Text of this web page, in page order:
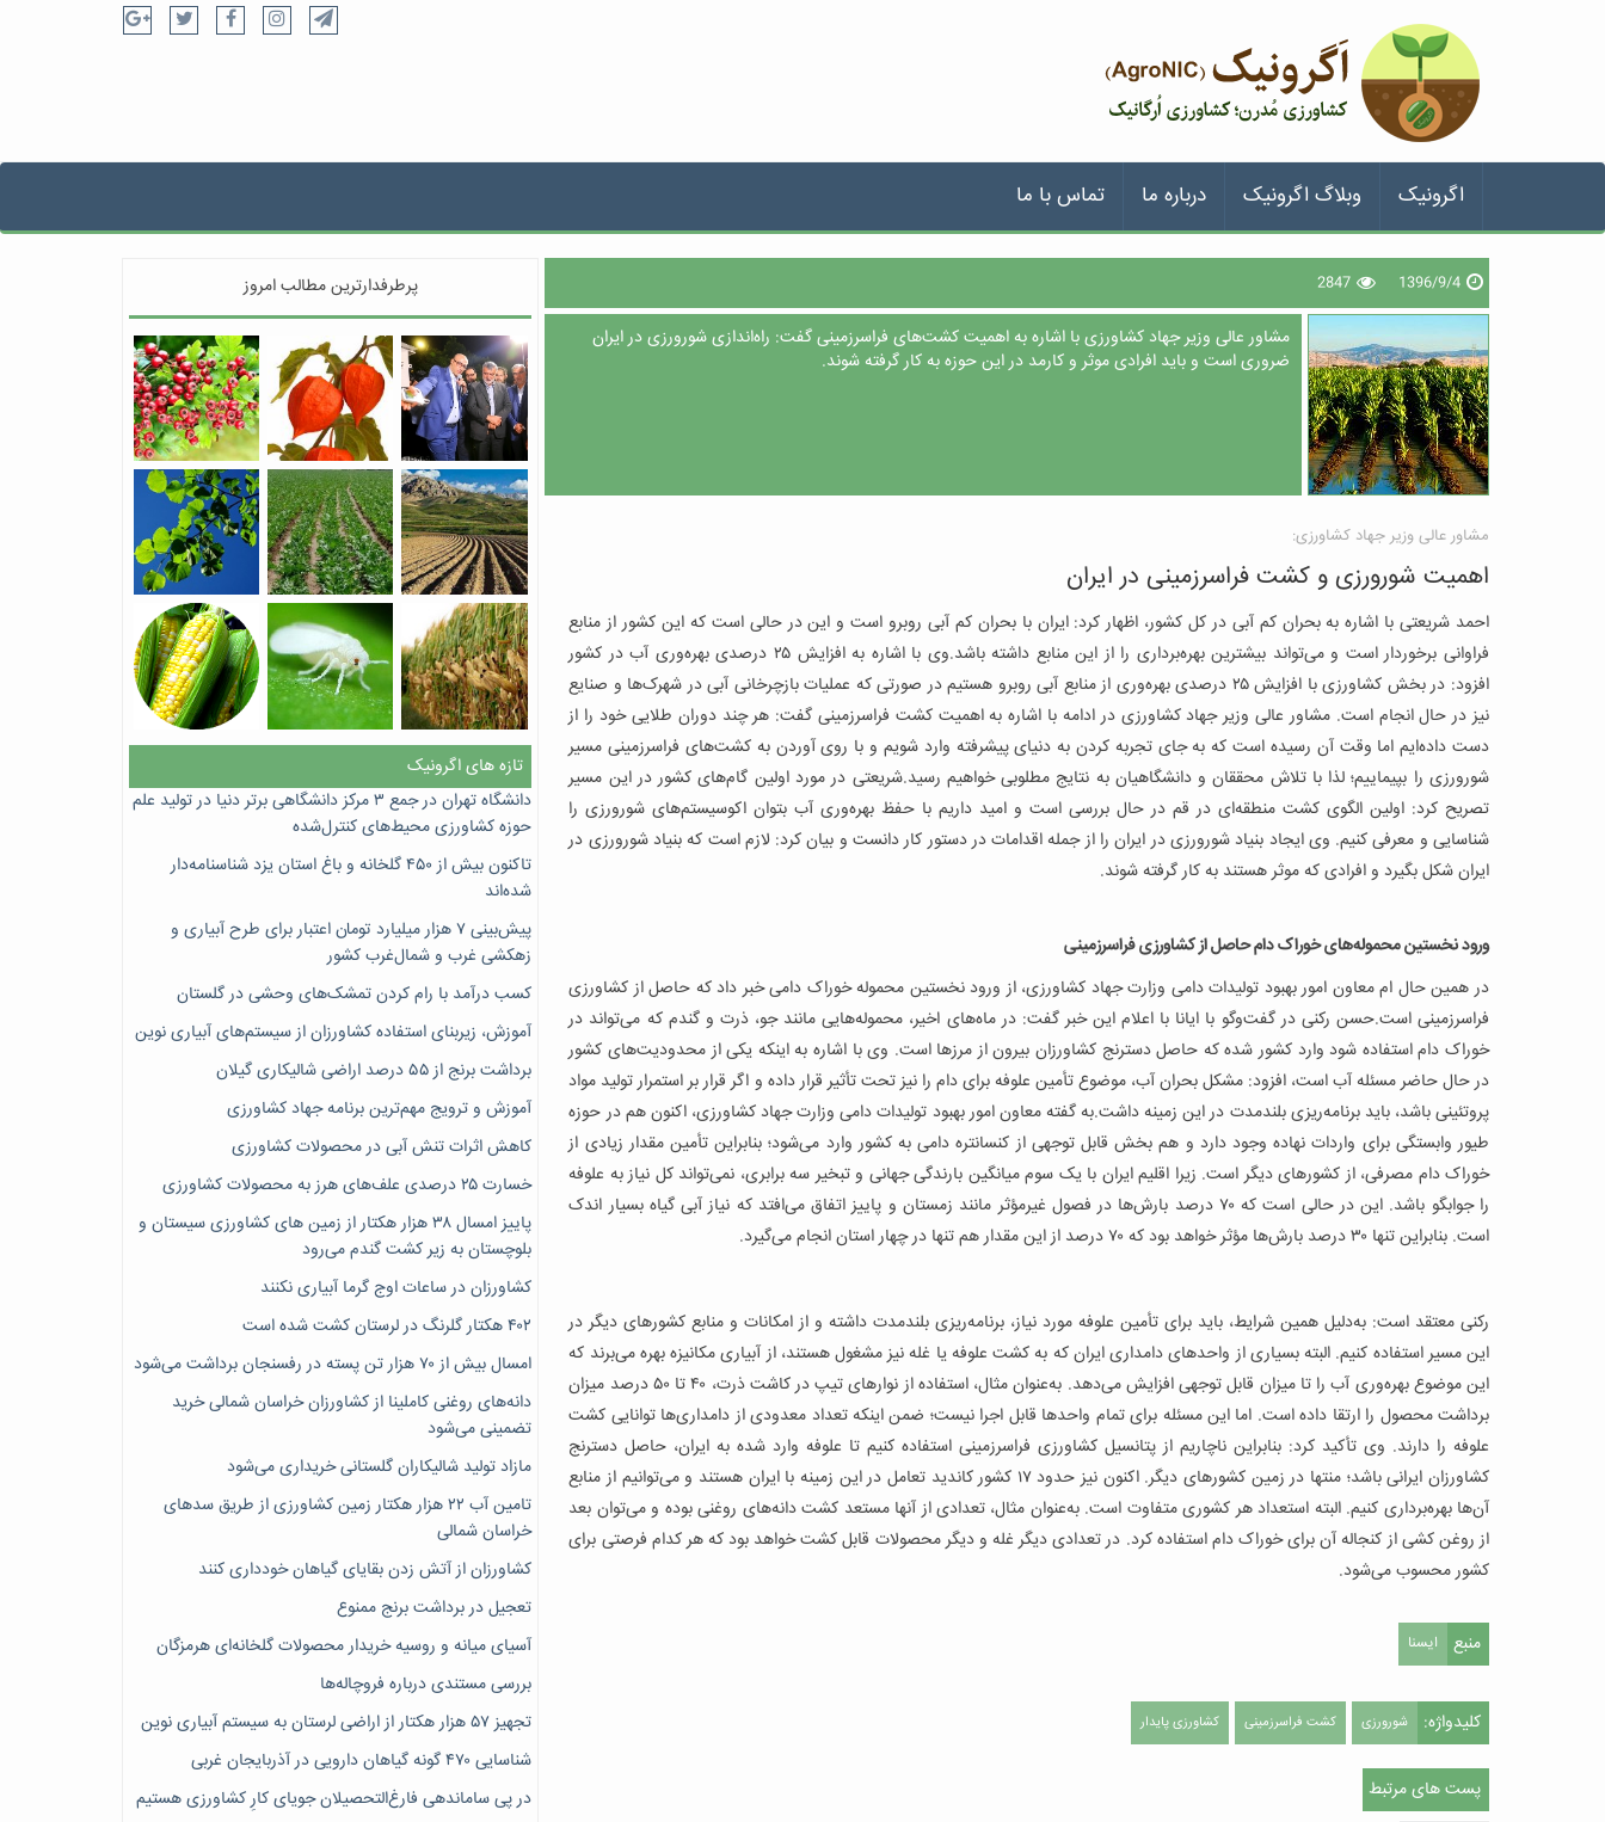
اگرونیک وبلاگ اگرونیک درباره ما تماس با ما
1396/9/4
2847
مشاور عالی وزیر جهاد کشاورزی با اشاره به اهمیت کشت‌های فراسرزمینی گفت: راه‌اندازی شورورزی در ایران
ضروری است و باید افرادی موثر و کارمد در این حوزه به کار گرفته شوند.
مشاور عالی وزیر جهاد کشاورزی:
اهمیت شورورزی و کشت فراسرزمینی در ایران
احمد شریعتی با اشاره به بحران کم آبی در کل کشور، اظهار کرد: ایران با بحران کم آبی روبرو است و این در حالی است که این کشور از منابع
فراوانی برخوردار است و می‌تواند بیشترین بهره‌برداری را از این منابع داشته باشد.وی با اشاره به افزایش ۲۵ درصدی بهره‌وری آب در کشور
افزود: در بخش کشاورزی با افزایش ۲۵ درصدی بهره‌وری از منابع آبی روبرو هستیم در صورتی که عملیات بازچرخانی آبی در شهرک‌ها و صنایع
نیز در حال انجام است. مشاور عالی وزیر جهاد کشاورزی در ادامه با اشاره به اهمیت کشت فراسرزمینی گفت: هر چند دوران طلایی خود را از
دست داده‌ایم اما وقت آن رسیده است که به جای تجربه کردن به دنیای پیشرفته وارد شویم و با روی آوردن به کشت‌های فراسرزمینی مسیر
شورورزی را بپیماییم؛ لذا با تلاش محققان و دانشگاهیان به نتایج مطلوبی خواهیم رسید.شریعتی در مورد اولین گام‌های کشور در این مسیر
تصریح کرد: اولین الگوی کشت منطقه‌ای در قم در حال بررسی است و امید داریم با حفظ بهره‌وری آب بتوان اکوسیستم‌های شورورزی را
شناسایی و معرفی کنیم. وی ایجاد بنیاد شورورزی در ایران را از جمله اقدامات در دستور کار دانست و بیان کرد: لازم است که بنیاد شورورزی در
ایران شکل بگیرد و افرادی که موثر هستند به کار گرفته شوند.
ورود نخستین محموله‌های خوراک دام حاصل از کشاورزی فراسرزمینی
در همین حال ام معاون امور بهبود تولیدات دامی وزارت جهاد کشاورزی، از ورود نخستین محموله خوراک دامی خبر داد که حاصل از کشاورزی
فراسرزمینی است.حسن رکنی در گفت‌وگو با ایانا با اعلام این خبر گفت: در ماه‌های اخیر، محموله‌هایی مانند جو، ذرت و گندم که می‌تواند در
خوراک دام استفاده شود وارد کشور شده که حاصل دسترنج کشاورزان بیرون از مرزها است. وی با اشاره به اینکه یکی از محدودیت‌های کشور
در حال حاضر مسئله آب است، افزود: مشکل بحران آب، موضوع تأمین علوفه برای دام را نیز تحت تأثیر قرار داده و اگر قرار بر استمرار تولید مواد
پروتئینی باشد، باید برنامه‌ریزی بلندمدت در این زمینه داشت.به گفته معاون امور بهبود تولیدات دامی وزارت جهاد کشاورزی، اکنون هم در حوزه
طیور وابستگی برای واردات نهاده وجود دارد و هم بخش قابل توجهی از کنسانتره دامی به کشور وارد می‌شود؛ بنابراین تأمین مقدار زیادی از
خوراک دام مصرفی، از کشورهای دیگر است. زیرا اقلیم ایران با یک سوم میانگین بارندگی جهانی و تبخیر سه برابری، نمی‌تواند کل نیاز به علوفه
را جوابگو باشد. این در حالی است که ۷۰ درصد بارش‌ها در فصول غیرمؤثر مانند زمستان و پاییز اتفاق می‌افتد که نیاز آبی گیاه بسیار اندک
است. بنابراین تنها ۳۰ درصد بارش‌ها مؤثر خواهد بود که ۷۰ درصد از این مقدار هم تنها در چهار استان انجام می‌گیرد.
رکنی معتقد است: به‌دلیل همین شرایط، باید برای تأمین علوفه مورد نیاز، برنامه‌ریزی بلندمدت داشته و از امکانات و منابع کشورهای دیگر در
این مسیر استفاده کنیم. البته بسیاری از واحدهای دامداری ایران که به کشت علوفه یا غله نیز مشغول هستند، از آبیاری مکانیزه بهره می‌برند که
این موضوع بهره‌وری آب را تا میزان قابل توجهی افزایش می‌دهد. به‌عنوان مثال، استفاده از نوارهای تیپ در کاشت ذرت، ۴۰ تا ۵۰ درصد میزان
برداشت محصول را ارتقا داده است. اما این مسئله برای تمام واحدها قابل اجرا نیست؛ ضمن اینکه تعداد معدودی از دامداری‌ها توانایی کشت
علوفه را دارند. وی تأکید کرد: بنابراین ناچاریم از پتانسیل کشاورزی فراسرزمینی استفاده کنیم تا علوفه وارد شده به ایران، حاصل دسترنج
کشاورزان ایرانی باشد؛ منتها در زمین کشورهای دیگر. اکنون نیز حدود ۱۷ کشور کاندید تعامل در این زمینه با ایران هستند و می‌توانیم از منابع
آن‌ها بهره‌برداری کنیم. البته استعداد هر کشوری متفاوت است. به‌عنوان مثال، تعدادی از آنها مستعد کشت دانه‌های روغنی بوده و می‌توان بعد
از روغن کشی از کنجاله آن برای خوراک دام استفاده کرد. در تعدادی دیگر غله و دیگر محصولات قابل کشت خواهد بود که هر کدام فرصتی برای
کشور محسوب می‌شود.
منبع ایسنا
کلیدواژه: شورورزی کشت فراسرزمینی کشاورزی پایدار
پست های مرتبط
پرطرفدارترین مطالب امروز
تازه های اگرونیک
دانشگاه تهران در جمع ۳ مرکز دانشگاهی برتر دنیا در تولید علم
حوزه کشاورزی محیط‌های کنترل‌شده
تاکنون بیش از ۴۵۰ گلخانه و باغ استان یزد شناسنامه‌دار
شده‌اند
پیش‌بینی ۷‌ هزار میلیارد تومان اعتبار برای طرح آبیاری و
زهکشی غرب و شمال‌غرب کشور
کسب درآمد با رام کردن تمشک‌های وحشی در گلستان
آموزش، زیربنای استفاده کشاورزان از سیستم‌های آبیاری نوین
برداشت برنج از ۵۵ درصد اراضی شالیکاری گیلان
آموزش و ترویج مهم‌ترین برنامه جهاد کشاورزی
کاهش اثرات تنش آبی در محصولات کشاورزی
خسارت ۲۵ درصدی علف‌های هرز به محصولات کشاورزی
پاییز امسال ۳۸ هزار هکتار از زمین های کشاورزی سیستان و
بلوچستان به زیر کشت گندم می‌رود
کشاورزان در ساعات اوج گرما آبیاری نکنند
۴۰۲ هکتار گلرنگ در لرستان کشت شده است
امسال بیش از ۷۰ هزار تن پسته در رفسنجان برداشت می‌شود
دانه‌های روغنی کاملینا از کشاورزان خراسان شمالی خرید
تضمینی می‌شود
مازاد تولید شالیکاران گلستانی خریداری می‌شود
تامین آب ۲۲ هزار هکتار زمین کشاورزی از طریق سدهای
خراسان شمالی
کشاورزان از آتش زدن بقایای گیاهان خودداری کنند
تعجیل در برداشت برنج ممنوع
آسیای میانه و روسیه خریدار محصولات گلخانه‌ای هرمزگان
بررسی مستندی درباره فروچاله‌ها
تجهیز ۵۷ هزار هکتار از اراضی لرستان به سیستم آبیاری نوین
شناسایی ۴۷٠ گونه گیاهان دارویی در آذربایجان غربی
در پی ساماندهی فارغ‌التحصیلان جویای کارِ کشاورزی هستیم